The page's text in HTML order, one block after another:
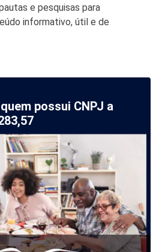
e pesquisas para
informativo, útil e de
possui CNPJ a